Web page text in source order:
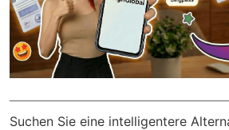
Suchen Sie eine intelligentere